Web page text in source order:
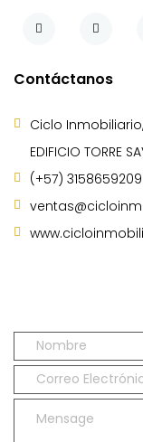
Contáctanos
Ciclo
EDIFICIO TORRE
(+57) 3158659209